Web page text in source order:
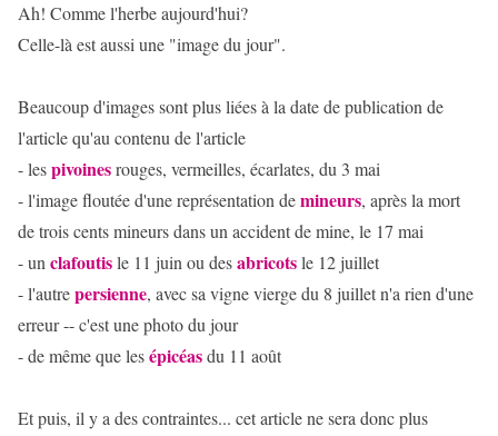
Ah! Comme l'herbe aujourd'hui?
Celle-là est aussi une "image du jour".
Beaucoup d'images sont plus liées à la date de publication de
l'article qu'au contenu de l'article
- lespivoinesrouges, vermeilles, écarlates, du 3 mai
- l'image floutée d'une représentation demineurs, après la mort
de trois cents mineurs dans un accident de mine, le 17 mai
- un clafoutisle 11 juin ou desabricotsle 12 juillet
- l'autrepersienne, avec sa vigne vierge du 8 juillet n'a rien d'une
erreur -- c'est une photo du jour
- de même que lesépicéasdu 11 août
Et puis, il y a des contraintes... cet article ne sera donc plus